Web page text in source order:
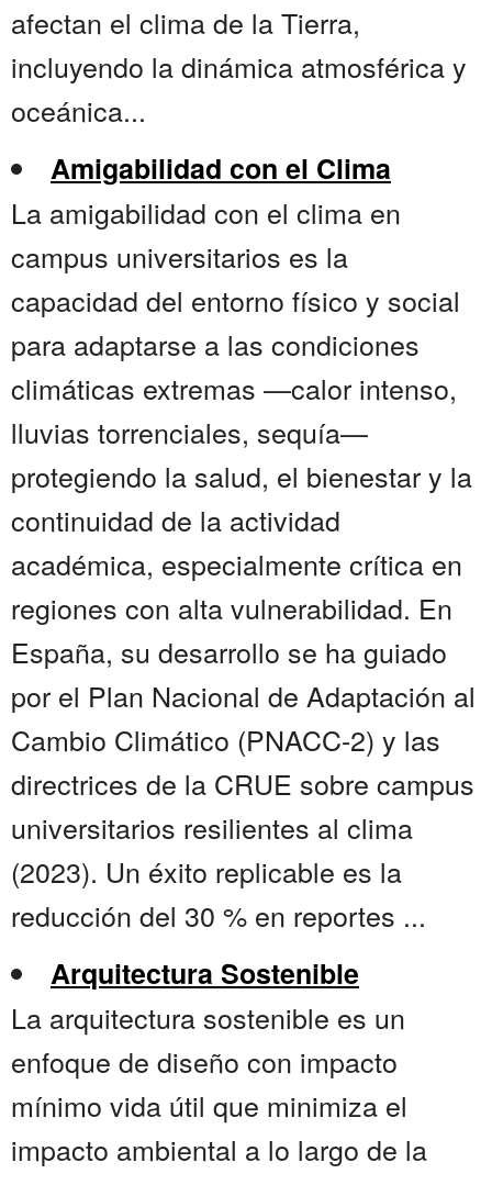
afectan el clima de la Tierra,
incluyendo la dinámica atmosférica y
oceánica...
Amigabilidad con el Clima
La amigabilidad con el clima en
campus universitarios es la
capacidad del entorno físico y social
para adaptarse a las condiciones
climáticas extremas —calor intenso,
lluvias torrenciales, sequía—
protegiendo la salud, el bienestar y la
continuidad de la actividad
académica, especialmente crítica en
regiones con alta vulnerabilidad. En
España, su desarrollo se ha guiado
por el Plan Nacional de Adaptación al
Cambio Climático (PNACC-2) y las
directrices de la CRUE sobre campus
universitarios resilientes al clima
(2023). Un éxito replicable es la
reducción del 30 % en reportes ...
Arquitectura Sostenible
La arquitectura sostenible es un
enfoque de diseño con impacto
mínimo vida útil que minimiza el
impacto ambiental a lo largo de la